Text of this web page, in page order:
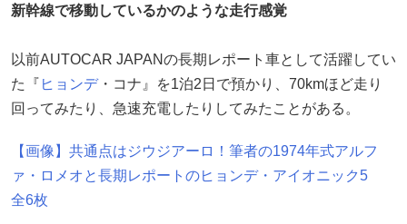
新幹線で移動しているかのような走行感覚
以前AUTOCAR JAPANの長期レポート車として活躍してい
た『 ヒョンデ・コナ』を1泊2日で預かり、70kmほど走り
回ってみたり、急速充電したりしてみたことがある。
【画像】共通点はジウジアーロ！筆者の1974年式アルフ
ァ・ロメオと長期レポートのヒョンデ・アイオニック5
全6枚